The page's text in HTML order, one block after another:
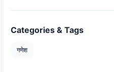
Categories & Tags
गणेश